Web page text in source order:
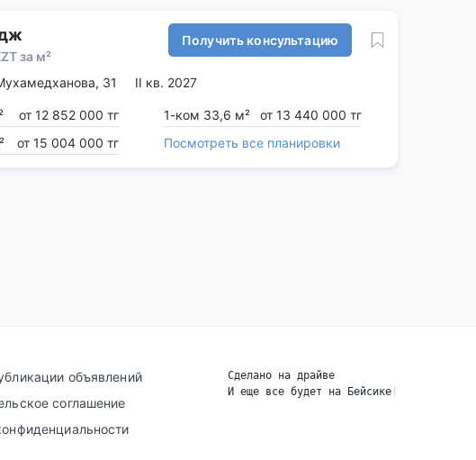
за м²
Получить консультацию
31 II кв. 2027
от 12 852 000 тг 1-ком 33,6 м²
от 13 440 000 тг
от 15 004 000 тг Посмотреть все планировки
объявлений
соглашение
Сделано на драйве
И еще все будет на Бейсике